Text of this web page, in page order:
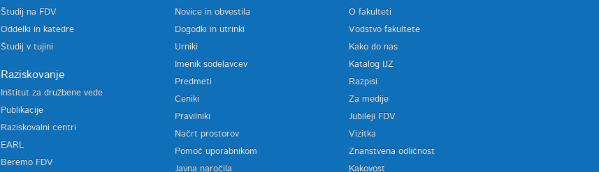
Študij na FDV
Oddelki in katedre
Študij v tujini
Raziskovanje
Inštitut za družbene vede
Publikacije
Raziskovalni centri
EARL
Beremo FDV
Novice in obvestila
Dogodki in utrinki
Urniki
Imenik sodelavcev
Predmeti
Ceniki
Pravilniki
Načrt prostorov
Pomoč uporabnikom
Javna naročila
O fakulteti
Vodstvo fakultete
Kako do nas
Katalog IJZ
Razpisi
Za medije
Jubileji FDV
Vizitka
Znanstvena odličnost
Kakovost